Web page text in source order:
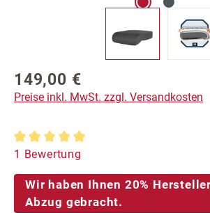
Regulärer Preis:
149,00 €
Preise inkl. MwSt. zzgl. Versandkosten
Durchschnittliche Bewertung von 5
1 Bewertung
Wir haben Ihnen 20%
Abzug gebracht.